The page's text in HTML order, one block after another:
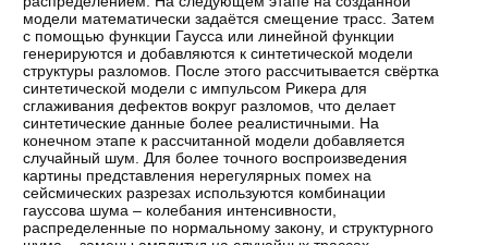
модели математически задаётся смещение трасс. Затем
с помощью функции Гаусса или линейной функции
генерируются и добавляются к синтетической модели
структуры разломов. После этого рассчитывается свёртка
синтетической модели с импульсом Рикера для
сглаживания дефектов вокруг разломов, что делает
синтетические данные более реалистичными. На
конечном этапе к рассчитанной модели добавляется
случайный шум. Для более точного воспроизведения
картины представления нерегулярных помех на
сейсмических разрезах используются комбинации
гауссова шума – колебания интенсивности,
распределенные по нормальному закону, и структурного